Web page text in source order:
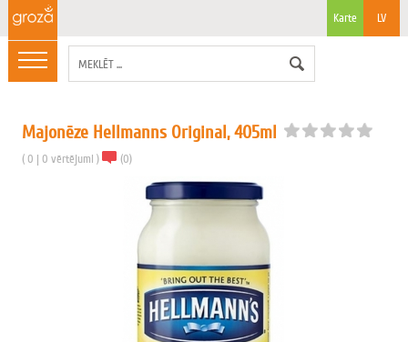
LV
Karte
Majonēze Hellmanns Original, 405ml
( 0 | 0 vērtējumi ) (0)